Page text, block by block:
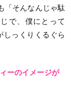
「そんなんじゃ駄
で、僕にとって
しっくりくるぐら
ーのイメージが